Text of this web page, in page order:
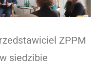
ZPPM
siedzibie